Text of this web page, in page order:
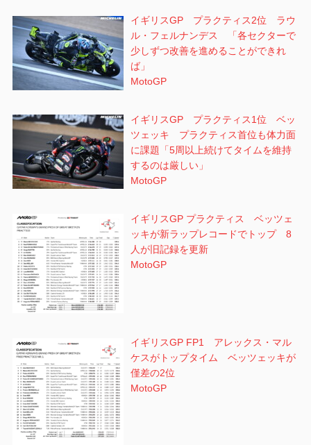
イギリスGP プラクティス2位 ラウ
ル・フェルナンデス 「各セクターで
少しずつ改善を進めることができれ
ば」
MotoGP
イギリスGP プラクティス1位 ベッ
ツェッキ プラクティス首位も体力面
に課題「5周以上続けてタイムを維持
するのは厳しい」
MotoGP
イギリスGP プラクティス ベッツェ
ッキが新ラップレコードでトップ 8
人が旧記録を更新
MotoGP
イギリスGP FP1 アレックス・マル
ケスがトップタイム ベッツェッキが
僅差の2位
MotoGP